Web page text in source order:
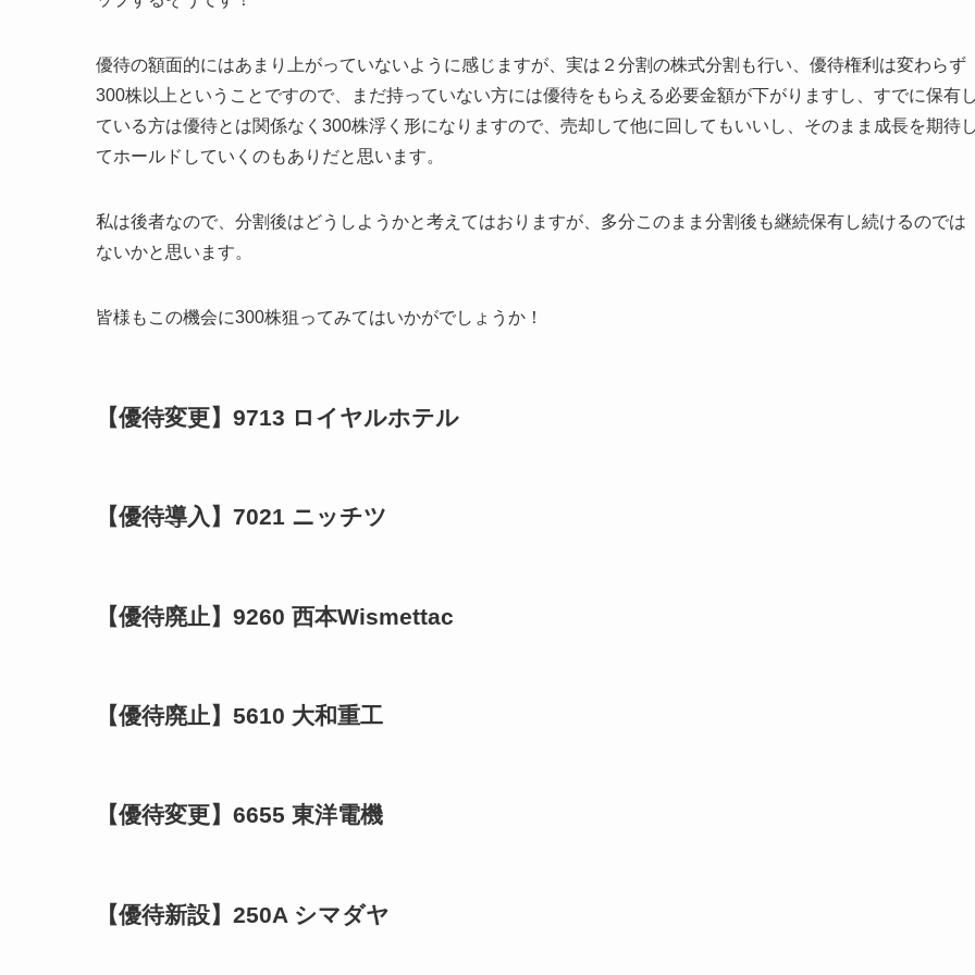
優待の額面的にはあまり上がっていないように感じますが、実は２分割の株式分割も行い、優待権利は変わらず
300株以上ということですので、まだ持っていない方には優待をもらえる必要金額が下がりますし、すでに保有
ている方は優待とは関係なく300株浮く形になりますので、売却して他に回してもいいし、そのまま成長を期待
てホールドしていくのもありだと思います。
私は後者なので、分割後はどうしようかと考えてはおりますが、多分このまま分割後も継続保有し続けるのでは
ないかと思います。
皆様もこの機会に300株狙ってみてはいかがでしょうか！
【優待変更】9713 ロイヤルホテル
【優待導入】7021 ニッチツ
【優待廃止】9260 西本Wismettac
【優待廃止】5610 大和重工
【優待変更】6655 東洋電機
【優待新設】250A シマダヤ